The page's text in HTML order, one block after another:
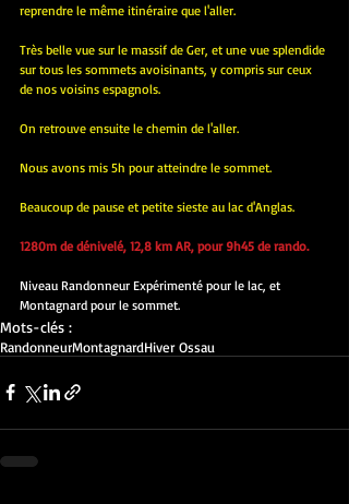
reprendre le même itinéraire que l'aller.
Très belle vue sur le massif de Ger, et une vue splendide
sur tous les sommets avoisinants, y compris sur ceux
de nos voisins espagnols.
On retrouve ensuite le chemin de l'aller.
Nous avons mis 5h pour atteindre le sommet.
Beaucoup de pause et petite sieste au lac d'Anglas.
1280m de dénivelé, 12,8 km AR, pour 9h45 de rando.
Niveau Randonneur Expérimenté pour le lac, et
Montagnard pour le sommet.
Mots-clés :
RandonneurMontagnardHiver Ossau